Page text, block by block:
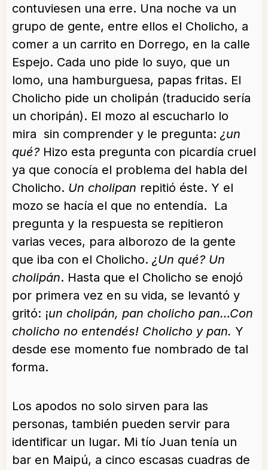
contuviesen una erre. Una noche va un
grupo de gente, entre ellos el Cholicho, a
comer a un carrito en Dorrego, en la calle
Espejo. Cada uno pide lo suyo, que un
lomo, una hamburguesa, papas fritas. El
Cholicho pide un cholipán (traducido sería
un choripán). El mozo al escucharlo lo
mira sin comprender y le pregunta: ¿un
qué?Hizo esta pregunta con picardía cruel
ya que conocía el problema del habla del
Cholicho. Un cholipan repitió éste. Y el
mozo se hacía el que no entendía. La
pregunta y la respuesta se repitieron
varias veces, para alborozo de la gente
que iba con el Cholicho. ¿Un qué? Un
cholipán. Hasta que el Cholicho se enojó
por primera vez en su vida, se levantó y
gritó: ¡un cholipán, pan cholicho pan…Con
cholicho no entendés! Cholicho y pan. Y
desde ese momento fue nombrado de tal
forma.
Los apodos no solo sirven para las
personas, también pueden servir para
identificar un lugar. Mi tío Juan tenía un
bar en Maipú, a cinco escasas cuadras de